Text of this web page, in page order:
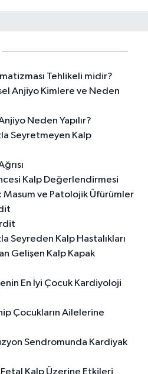
Tehlikeli midir?
Anjiyo Kimlere ve Neden
Neden Yapılır?
Seyretmeyen Kalp
Kalp Değerlendirmesi
Masum ve Patolojik Üfürümler
Seyreden Kalp Hastalıkları
Gelişen Kalp Kapak
En İyi Çocuk Kardiyoloji
Çocukların Ailelerine
Sendromunda Kardiyak
Kalp Üzerine Etkileri